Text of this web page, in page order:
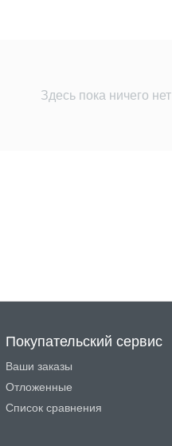
Здесь пока ничего нет
Покупательский сервис
Ваши заказы
Отложенные
Список сравнения